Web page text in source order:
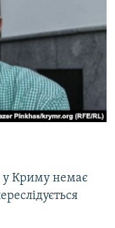
у Криму немає